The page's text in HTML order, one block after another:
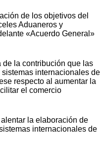
de los objetivos del
Aduaneros y
«Acuerdo General»
la contribución que las
internacionales de
respecto al aumentar la
el comercio
la elaboración de
internacionales de